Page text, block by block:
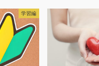
学習編